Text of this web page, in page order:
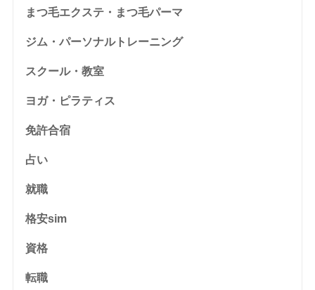
まつ毛エクステ・まつ毛パーマ
ジム・パーソナルトレーニング
スクール・教室
ヨガ・ピラティス
免許合宿
占い
就職
格安sim
資格
転職